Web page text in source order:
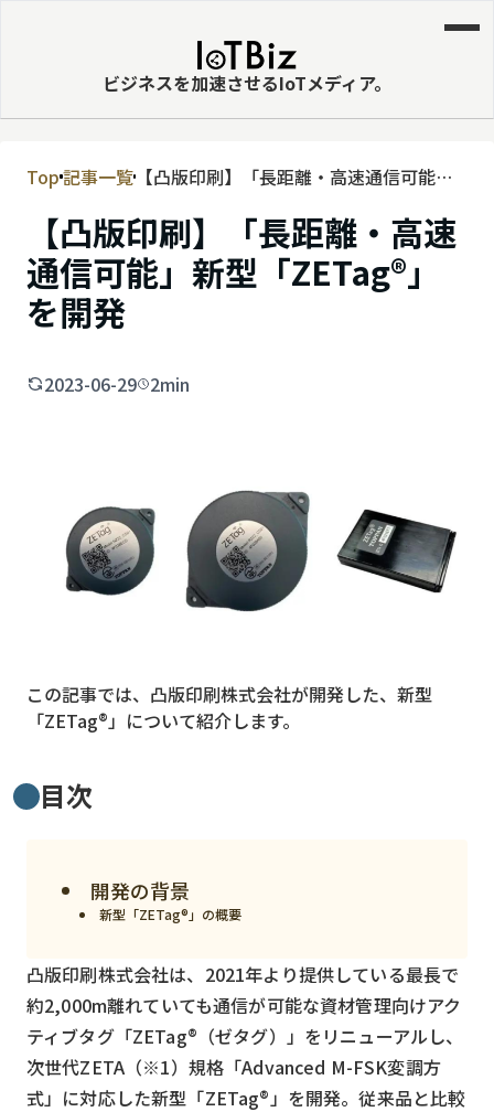
ビジネスを加速させるIoTメディア。
MVNE
エッジ
LPWA
DaaS
PaaS
MVNO
スマート漁業
クラウド
VPN
ドローン
スマート物流
IoT
DX
Top記事一覧 【凸版印刷】「長距離・高速通信可能」
【凸版印刷】「長距離・高速
通信可能」新型「ZETag®」
を開発
2023-06-29 2min
この記事では、凸版印刷株式会社が開発した、新型
「ZETag®」について紹介します。
目次
開発の背景
新型「ZETag®」の概要
凸版印刷株式会社は、2021年より提供している最長で
約2,000m離れていても通信が可能な資材管理向けアク
ティブタグ「ZETag®（ゼタグ）」をリニューアルし、
次世代ZETA（※1）規格「Advanced M-FSK変調方
式」に対応した新型「ZETag®」を開発。従来品と比較